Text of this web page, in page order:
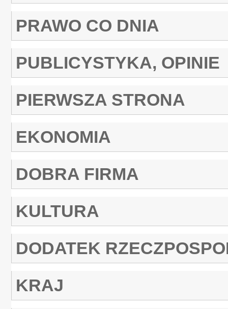
PRAWO CO DNIA
PUBLICYSTYKA, OPINIE
PIERWSZA STRONA
EKONOMIA
DOBRA FIRMA
KULTURA
DODATEK
KRAJ